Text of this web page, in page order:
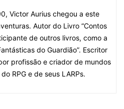
Victor Aurius chegou a este
Autor do Livro “Contos
de outros livros, como a
do Guardião”. Escritor
profissão e criador de mundos
RPG e de seus LARPs.